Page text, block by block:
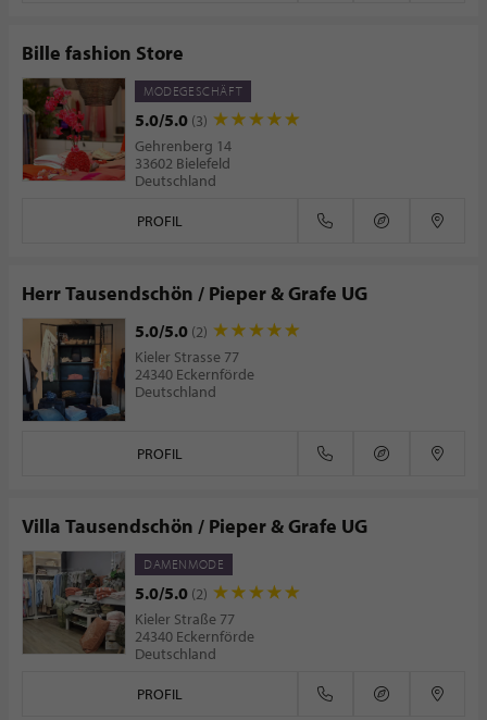
Bille fashion Store
MODEGESCHÄFT
5.0/5.0 (3)
Gehrenberg 14
33602 Bielefeld
Deutschland
PROFIL
Herr Tausendschön / Pieper & Grafe UG
5.0/5.0 (2)
Kieler Strasse 77
24340 Eckernförde
Deutschland
PROFIL
Villa Tausendschön / Pieper & Grafe UG
DAMENMODE
5.0/5.0 (2)
Kieler Straße 77
24340 Eckernförde
Deutschland
PROFIL